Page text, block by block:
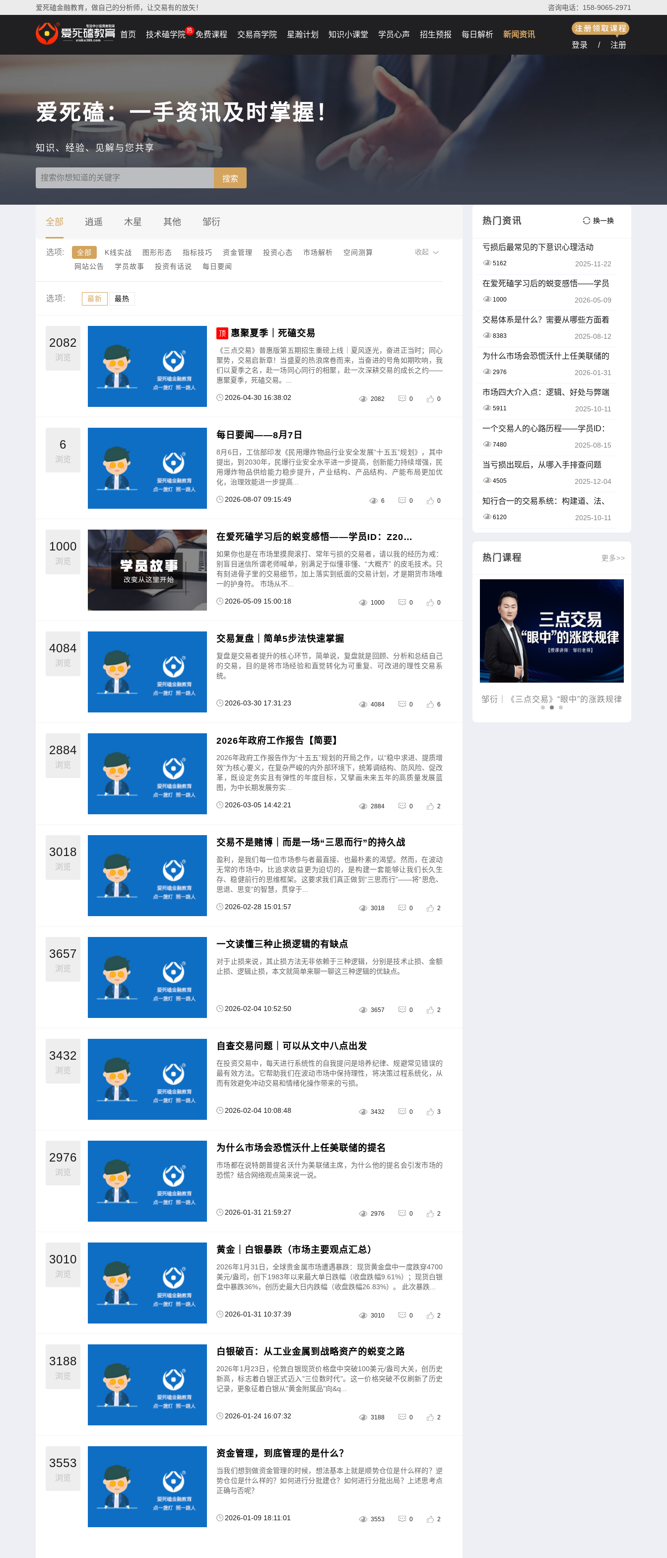
爱死磕金融教育，做自己的分析师，让交易有的放矢！ 咨询电话：158-9065-2971
首页 技术磕学院热 免费课程 交易商学院 星瀚计划 知识小课堂 学员心声 招生预报 每日解析
新闻资讯
登录
/ 注册
爱死磕：一手资讯及时掌握！
知识、经验、见解与您共享
搜索
全部 逍遥 木星 其他 邹衍
选项: 全部 K线实战 图形形态 指标技巧 资金管理 投资心态 市场解析
空间测算
网站公告
学员故事 投资有话说 每日要闻
收起
选项: 最新 最热
2082
浏览
顶 惠聚夏季｜死磕交易
《三点交易》普惠版第五期招生重磅上线｜夏风逐光，奋进正当时；同心
聚势，交易启新章！当盛夏的热浪席卷而来，当奋进的号角如期吹响，我
们以夏季之名，赴一场同心同行的相聚，赴一次深耕交易的成长之约——
惠聚夏季，死磕交易。...
2026-04-30 16:38:02 2082 0 0
6
浏览
每日要闻——8月7日
8月6日，工信部印发《民用爆炸物品行业安全发展“十五五”规划》，其中
提出，到2030年，民爆行业安全水平进一步提高，创新能力持续增强，民
用爆炸物品供给能力稳步提升，产业结构、产品结构、产能布局更加优
化，治理效能进一步提高...
2026-08-07 09:15:49 6 0 0
1000
浏览
在爱死磕学习后的蜕变感悟——学员ID：Z201603
如果你也是在市场里摸爬滚打、常年亏损的交易者，请以我的经历为戒：
别盲目迷信所谓老师喊单，别满足于似懂非懂、“大概齐” 的皮毛技术。只
有刻进骨子里的交易细节，加上落实到纸面的交易计划，才是期货市场唯
一的护身符。 市场从不...
2026-05-09 15:00:18 1000 0 0
4084
浏览
交易复盘｜简单5步法快速掌握
复盘是交易者提升的核心环节，简单说，复盘就是回顾、分析和总结自己
的交易，目的是将市场经验和直觉转化为可重复、可改进的理性交易系
统。
2026-03-30 17:31:23 4084 0 6
2884
浏览
2026年政府工作报告【简要】
2026年政府工作报告作为“十五五”规划的开局之作，以“稳中求进、提质增
效”为核心要义，在复杂严峻的内外部环境下，统筹调结构、防风险、促改
革，既设定务实且有弹性的年度目标，又擘画未来五年的高质量发展蓝
图，为中长期发展夯实...
2026-03-05 14:42:21 2884 0 2
3018
浏览
交易不是赌博｜而是一场“三思而行”的持久战
盈利，是我们每一位市场参与者最直接、也最朴素的渴望。然而，在波动
无常的市场中，比追求收益更为迫切的，是构建一套能够让我们长久生
存、稳健前行的思维框架。这要求我们真正做到“三思而行”——将“思危、
思退、思变”的智慧，贯穿于...
2026-02-28 15:01:57 3018 0 2
3657
浏览
一文读懂三种止损逻辑的有缺点
对于止损来说，其止损方法无非依赖于三种逻辑，分别是技术止损、金额
止损、逻辑止损，本文就简单来聊一聊这三种逻辑的优缺点。
2026-02-04 10:52:50 3657 0 2
3432
浏览
自查交易问题｜可以从文中八点出发
在投资交易中，每天进行系统性的自我提问是培养纪律、规避常见错误的
最有效方法。它帮助我们在波动市场中保持理性，将决策过程系统化，从
而有效避免冲动交易和情绪化操作带来的亏损。
2026-02-04 10:08:48 3432 0 3
2976
浏览
为什么市场会恐慌沃什上任美联储的提名
市场都在说特朗普提名沃什为美联储主席，为什么他的提名会引发市场的
恐慌？结合网络观点简来说一说。
2026-01-31 21:59:27 2976 0 2
3010
浏览
黄金｜白银暴跌（市场主要观点汇总）
2026年1月31日，全球贵金属市场遭遇暴跌：现货黄金盘中一度跌穿4700
美元/盎司，创下1983年以来最大单日跌幅（收盘跌幅9.61%）；现货白银
盘中暴跌36%，创历史最大日内跌幅（收盘跌幅26.83%）。 此次暴跌...
2026-01-31 10:37:39 3010 0 2
3188
浏览
白银破百：从工业金属到战略资产的蜕变之路
2026年1月23日，伦敦白银现货价格盘中突破100美元/盎司大关，创历史
新高，标志着白银正式迈入"三位数时代"。这一价格突破不仅刷新了历史
记录，更象征着白银从"黄金附属品"向&q...
2026-01-24 16:07:32 3188 0 2
3553
浏览
资金管理，到底管理的是什么？
当我们想到做资金管理的时候，想法基本上就是顺势仓位是什么样的？逆
势仓位是什么样的？如何进行分批建仓？如何进行分批出局？上述思考点
正确与否呢？
2026-01-09 18:11:01 3553 0 2
热门资讯
亏损后最常见的下意识心理活动
5162 2025-11-22
在爱死磕学习后的蜕变感悟——学员
1000 2026-05-09
交易体系是什么？需要从哪些方面着
8383 2025-08-12
为什么市场会恐慌沃什上任美联储的
2976 2026-01-31
市场四大介入点：逻辑、好处与弊端
5911 2025-10-11
一个交易人的心路历程——学员ID：
7480 2025-08-15
当亏损出现后，从哪入手排查问题
4505 2025-12-04
知行合一的交易系统：构建道、法、
6120 2025-10-11
热门课程 更多>>
增
木星｜黑马掘金术｜买在将涨时 邹衍｜《三点交易》“眼中”的涨跌规律
金麒麟｜黑马掘金术｜战胜心魔利润倍
增